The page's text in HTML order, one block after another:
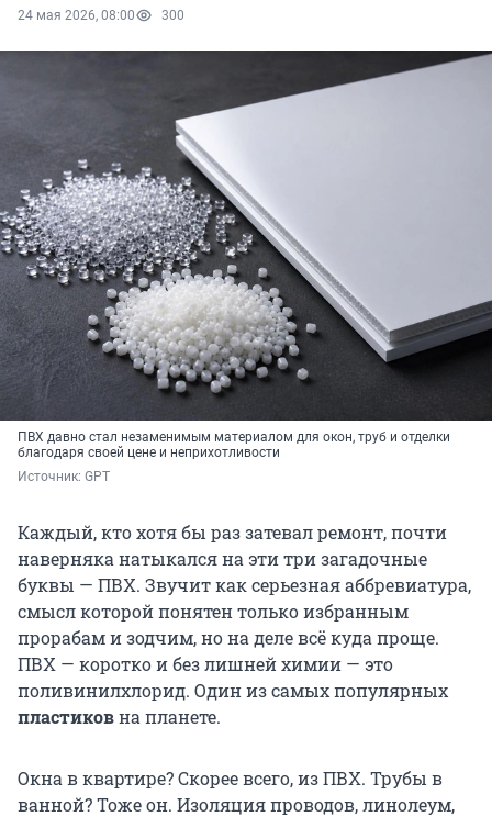
24 мая 2026, 08:00 300
ПВХ давно стал незаменимым материалом для окон, труб и отделки
благодаря своей цене и неприхотливости
Источник: GPT
Каждый, кто хотя бы раз затевал ремонт, почти
наверняка натыкался на эти три загадочные
буквы — ПВХ. Звучит как серьезная аббревиатура,
смысл которой понятен только избранным
прорабам и зодчим, но на деле всё куда проще.
ПВХ — коротко и без лишней химии — это
поливинилхлорид. Один из самых популярных
пластиковна планете.
Окна в квартире? Скорее всего, из ПВХ. Трубы в
ванной? Тоже он. Изоляция проводов, линолеум,